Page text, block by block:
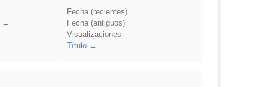
Fecha (recientes)
Fecha (antiguos)
Visualizaciones
Título